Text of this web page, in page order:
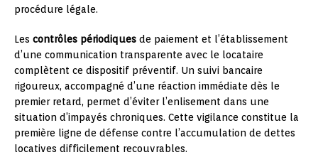
procédure légale.
Les contrôles périodiques de paiement et l’établissement
d’une communication transparente avec le locataire
complètent ce dispositif préventif. Un suivi bancaire
rigoureux, accompagné d’une réaction immédiate dès le
premier retard, permet d’éviter l’enlisement dans une
situation d’impayés chroniques. Cette vigilance constitue la
première ligne de défense contre l’accumulation de dettes
locatives difficilement recouvrables.